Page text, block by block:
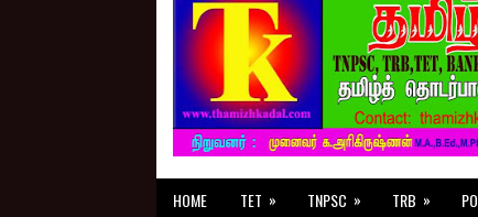
HOME TET » TNPSC » TRB »